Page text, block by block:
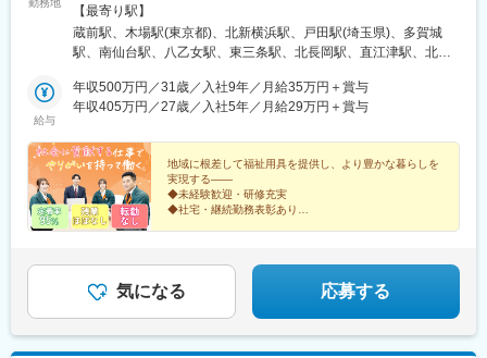
勤務地
サポート江東店【神奈川県】シルバーサポート横浜店【埼玉県】
シルバーサポート戸田店【宮城県】シルバーサポート仙台店シル
バーサポート仙台南店シルバーサポート仙台北店【新潟県】シル
越店【長野県】シルバーサポート長野店【三重県】シルバーサポ
ート三重中央店※受動喫煙対策：敷地内喫煙可能場所あり（拠点に
【最寄り駅】
蔵前駅、木場駅(東京都)、北新横浜駅、戸田駅(埼玉県)、多賀城
駅、南仙台駅、八乙女駅、東三条駅、北長岡駅、直江津駅、北長
給与
年収500万円／31歳／入社9年／月給35万円＋賞与
年収405万円／27歳／入社5年／月給29万円＋賞与
地域に根差して福祉用具を提供し、より豊かな暮らしを
実現する――
◆未経験歓迎・研修充実
◆社宅・継続勤務表彰あり
◆17時半定時・残業ほぼなし
気になる 応募する